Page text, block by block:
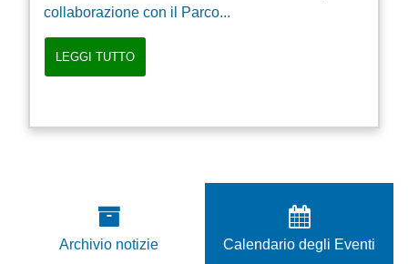
collaborazione con il Parco...
LEGGI TUTTO
Archivio notizie Calendario degli Eventi